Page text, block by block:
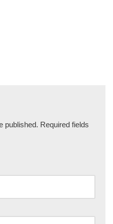
published. Required fields